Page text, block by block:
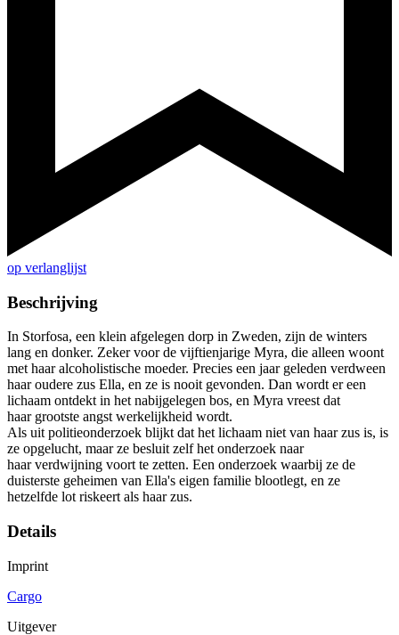
op verlanglijst
Beschrijving
In Storfosa, een klein afgelegen dorp in Zweden, zijn de winters
lang en donker. Zeker voor de vijftienjarige Myra, die alleen woont
met haar alcoholistische moeder. Precies een jaar geleden verdween
haar oudere zus Ella, en ze is nooit gevonden. Dan wordt er een
lichaam ontdekt in het nabijgelegen bos, en Myra vreest dat
haar grootste angst werkelijkheid wordt.
Als uit politieonderzoek blijkt dat het lichaam niet van haar zus is, is
ze opgelucht, maar ze besluit zelf het onderzoek naar
haar verdwijning voort te zetten. Een onderzoek waarbij ze de
duisterste geheimen van Ella's eigen familie blootlegt, en ze
hetzelfde lot riskeert als haar zus.
Details
Imprint
Cargo
Uitgever